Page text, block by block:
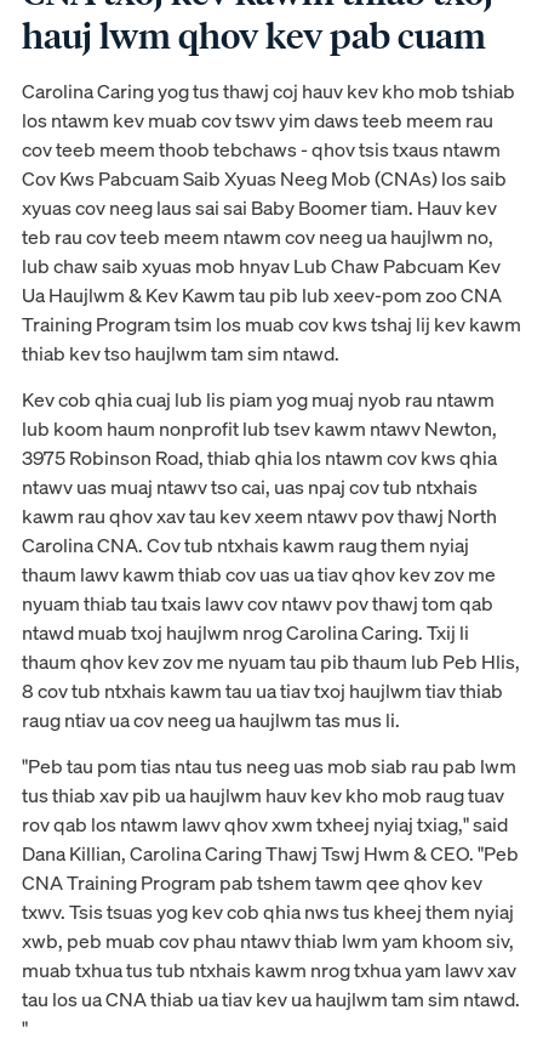
hauj lwm qhov kev pab cuam
Carolina Caring yog tus thawj coj hauv kev kho mob tshiab
los ntawm kev muab cov tswv yim daws teeb meem rau
cov teeb meem thoob tebchaws - qhov tsis txaus ntawm
Cov Kws Pabcuam Saib Xyuas Neeg Mob (CNAs) los saib
xyuas cov neeg laus sai sai Baby Boomer tiam. Hauv kev
teb rau cov teeb meem ntawm cov neeg ua haujlwm no,
lub chaw saib xyuas mob hnyav Lub Chaw Pabcuam Kev
Ua Haujlwm & Kev Kawm tau pib lub xeev-pom zoo CNA
Training Program tsim los muab cov kws tshaj lij kev kawm
thiab kev tso haujlwm tam sim ntawd.
Kev cob qhia cuaj lub lis piam yog muaj nyob rau ntawm
lub koom haum nonprofit lub tsev kawm ntawv Newton,
3975 Robinson Road, thiab qhia los ntawm cov kws qhia
ntawv uas muaj ntawv tso cai, uas npaj cov tub ntxhais
kawm rau qhov xav tau kev xeem ntawv pov thawj North
Carolina CNA. Cov tub ntxhais kawm raug them nyiaj
thaum lawv kawm thiab cov uas ua tiav qhov kev zov me
nyuam thiab tau txais lawv cov ntawv pov thawj tom qab
ntawd muab txoj haujlwm nrog Carolina Caring. Txij li
thaum qhov kev zov me nyuam tau pib thaum lub Peb Hlis,
8 cov tub ntxhais kawm tau ua tiav txoj haujlwm tiav thiab
raug ntiav ua cov neeg ua haujlwm tas mus li.
"Peb tau pom tias ntau tus neeg uas mob siab rau pab lwm
tus thiab xav pib ua haujlwm hauv kev kho mob raug tuav
rov qab los ntawm lawv qhov xwm txheej nyiaj txiag," said
Dana Killian, Carolina Caring Thawj Tswj Hwm & CEO. "Peb
CNA Training Program pab tshem tawm qee qhov kev
txwv. Tsis tsuas yog kev cob qhia nws tus kheej them nyiaj
xwb, peb muab cov phau ntawv thiab lwm yam khoom siv,
muab txhua tus tub ntxhais kawm nrog txhua yam lawv xav
tau los ua CNA thiab ua tiav kev ua haujlwm tam sim ntawd.
"